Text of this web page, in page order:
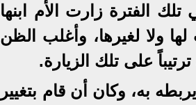
الفترة زارت الأم ابنها
ولا لغيرها، وأغلب الظن
على تلك الزيارة.
به، وكان أن قام بتغيير